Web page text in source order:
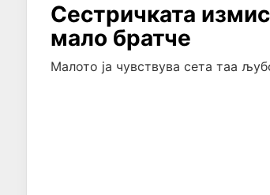
Сестричката
мало братче
Малото ја чувствува сета таа